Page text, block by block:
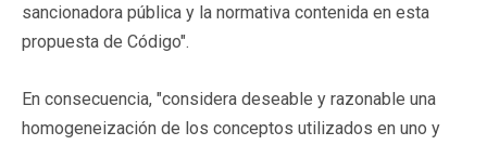
sancionadora pública y la normativa contenida en esta
propuesta de Código".
En consecuencia, "considera deseable y razonable una
homogeneización de los conceptos utilizados en uno y